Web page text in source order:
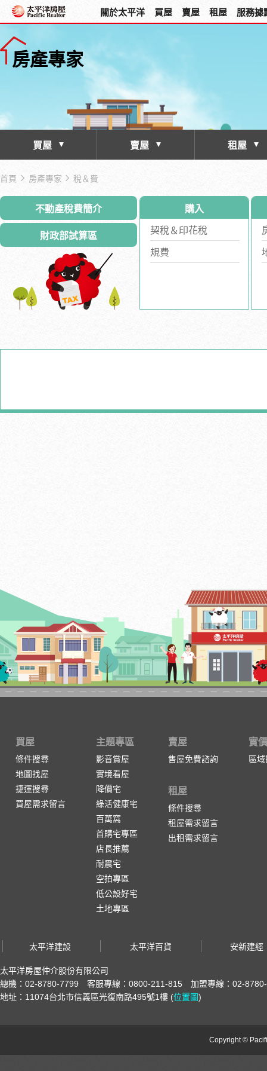
關於太平洋 買屋 賣屋 租屋 服務據
房產專家
買屋 賣屋 租屋
首頁 房產專家 稅＆費
不動產稅費簡介
財政部試算區
購入
契稅＆印花稅
規費
買屋
條件搜尋
地圖找屋
捷運搜尋
買屋需求留言
主題專區
影音賞屋
實境看屋
降價宅
綠活健康宅
百萬窩
首購宅專區
店長推薦
耐震宅
空拍專區
低公設好宅
土地專區
賣屋
售屋免費諮詢
租屋
條件搜尋
租屋需求留言
出租需求留言
實
區域
太平洋建設 太平洋百貨 安新建經
太平洋房屋仲介股份有限公司
總機：02-8780-7799 客服專線：0800-211-815 加盟專線：02-
地址：11074台北市信義區光復南路495號1樓 (位置圖)
Copyright ©